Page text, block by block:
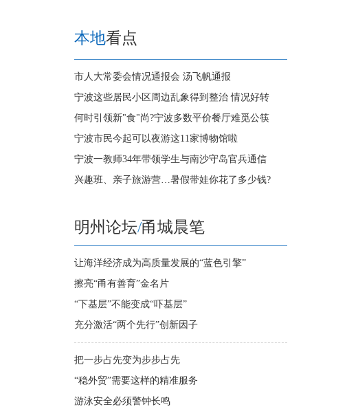
本地看点
市人大常委会情况通报会 汤飞帆通报
宁波这些居民小区周边乱象得到整治 情况好转
何时引领新"食"尚?宁波多数平价餐厅难觅公筷
宁波市民今起可以夜游这11家博物馆啦
宁波一教师34年带领学生与南沙守岛官兵通信
兴趣班、亲子旅游营…暑假带娃你花了多少钱?
明州论坛/甬城晨笔
让海洋经济成为高质量发展的“蓝色引擎”
擦亮“甬有善育”金名片
“下基层”不能变成“吓基层”
充分激活“两个先行”创新因子
把一步占先变为步步占先
“稳外贸”需要这样的精准服务
游泳安全必须警钟长鸣